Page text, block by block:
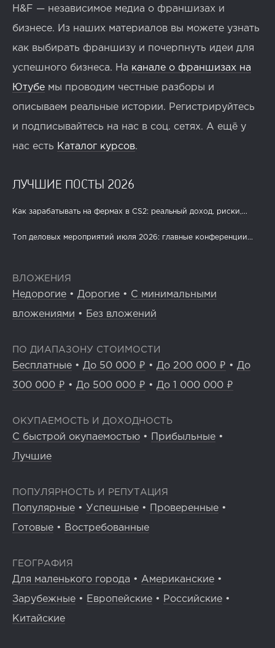
H&F — независимое медиа о франшизах и
бизнесе. Из наших материалов вы можете узнать
как выбирать франшизу и почерпнуть идеи для
успешного бизнеса. На канале о франшизах на
Ютубе мы проводим честные разборы и
описываем реальные истории. Регистрируйтесь
и подписывайтесь на нас в соц. сетях. А ещё у
нас есть Каталог курсов.
ЛУЧШИЕ ПОСТЫ 2026
Как зарабатывать на фермах в CS2: реальный доход, риски,...
Топ деловых мероприятий июля 2026: главные конференции...
ВЛОЖЕНИЯ
Недорогие • Дорогие • С минимальными
вложениями • Без вложений
ПО ДИАПАЗОНУ СТОИМОСТИ
Бесплатные • До 50 000 ₽ • До 200 000 ₽ • До
300 000 ₽ • До 500 000 ₽ • До 1 000 000 ₽
ОКУПАЕМОСТЬ И ДОХОДНОСТЬ
С быстрой окупаемостью • Прибыльные •
Лучшие
ПОПУЛЯРНОСТЬ И РЕПУТАЦИЯ
Популярные • Успешные • Проверенные •
Готовые • Востребованные
ГЕОГРАФИЯ
Для маленького города • Американские •
Зарубежные • Европейские • Российские •
Китайские